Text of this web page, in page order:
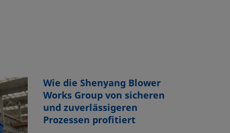
Wie die Shenyang Blower
Works Group von sicheren
und zuverlässigeren
Prozessen profitiert